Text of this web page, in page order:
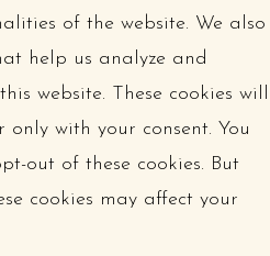
of the website. We also
help us analyze and
website. These cookies will
with your consent. You
out of these cookies. But
cookies may affect your